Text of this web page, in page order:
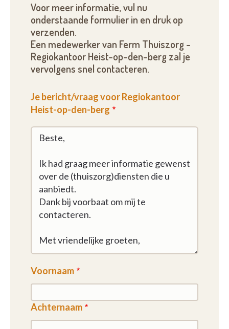
Voor meer informatie, vul nu
onderstaande formulier in en druk op
verzenden.
Een medewerker van Ferm Thuiszorg -
Regiokantoor Heist-op-den-berg zal je
vervolgens snel contacteren.
Je bericht/vraag voor Regiokantoor
Heist-op-den-berg
Voornaam
Achternaam